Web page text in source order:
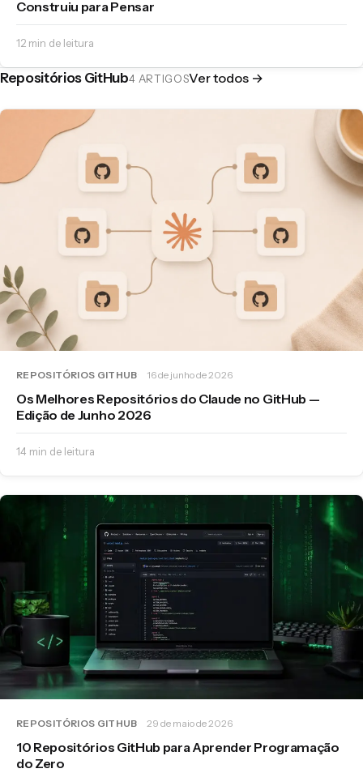
Construiu para Pensar
12 min de leitura
Repositórios GitHub4 ARTIGOSVer todos →
REPOSITÓRIOS GITHUB 16 de junho de 2026
Os Melhores Repositórios do Claude no GitHub —
Edição de Junho 2026
14 min de leitura
REPOSITÓRIOS GITHUB 29 de maio de 2026
10 Repositórios GitHub para Aprender Programação
do Zero